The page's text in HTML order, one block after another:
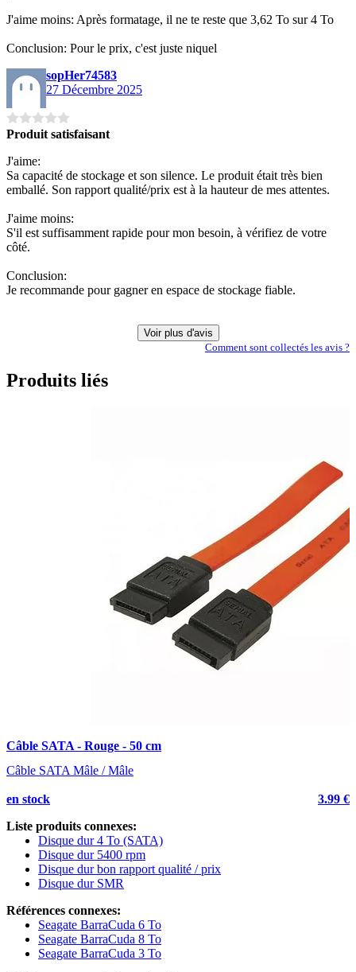
J'aime moins: Après formatage, il ne te reste que 3,62 To sur 4 To
Conclusion: Pour le prix, c'est juste niquel
sopHer74583
27 Décembre 2025
Produit satisfaisant
J'aime:
Sa capacité de stockage et son silence. Le produit était très bien
emballé. Son rapport qualité/prix est à la hauteur de mes attentes.
J'aime moins:
S'il est suffisamment rapide pour mon besoin, à vérifiez de votre
côté.
Conclusion:
Je recommande pour gagner en espace de stockage fiable.
Voir plus d'avis
Comment sont collectés les avis ?
Produits liés
Câble SATA - Rouge - 50 cm
Câble SATA Mâle / Mâle
en stock 3.99 €
Liste produits connexes:
Disque dur 4 To (SATA)
Disque dur 5400 rpm
Disque dur bon rapport qualité / prix
Disque dur SMR
Références connexes:
Seagate BarraCuda 6 To
Seagate BarraCuda 8 To
Seagate BarraCuda 3 To